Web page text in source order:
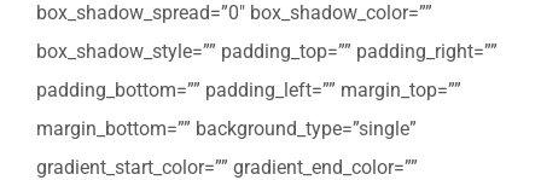
box_shadow_spread=”0″ box_shadow_color=””
box_shadow_style=”” padding_top=”” padding_right=””
padding_bottom=”” padding_left=”” margin_top=””
margin_bottom=”” background_type=”single”
gradient_start_color=”” gradient_end_color=””